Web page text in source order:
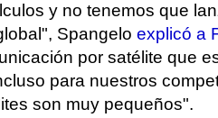
y no tenemos que
Spangelo explicó a
por satélite que
para nuestros
son muy pequeños".